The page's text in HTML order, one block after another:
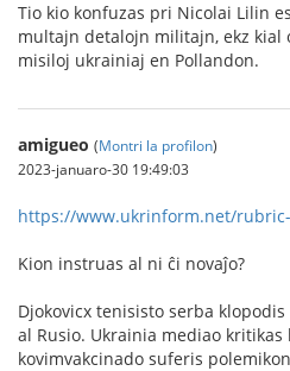
Tio kio konfuzas pri Nicolai Lilin
multajn detalojn militajn, ekz kial
misiloj ukrainiaj en Pollandon.
amigueo (Montri la profilon)
2023-januaro-30 19:49:03
https://www.ukrinform.net/
Kion instruas al ni ĉi novaĵo?
Djokovicx tenisisto serba
al Rusio. Ukrainia mediao
kovimvakcinado suferis